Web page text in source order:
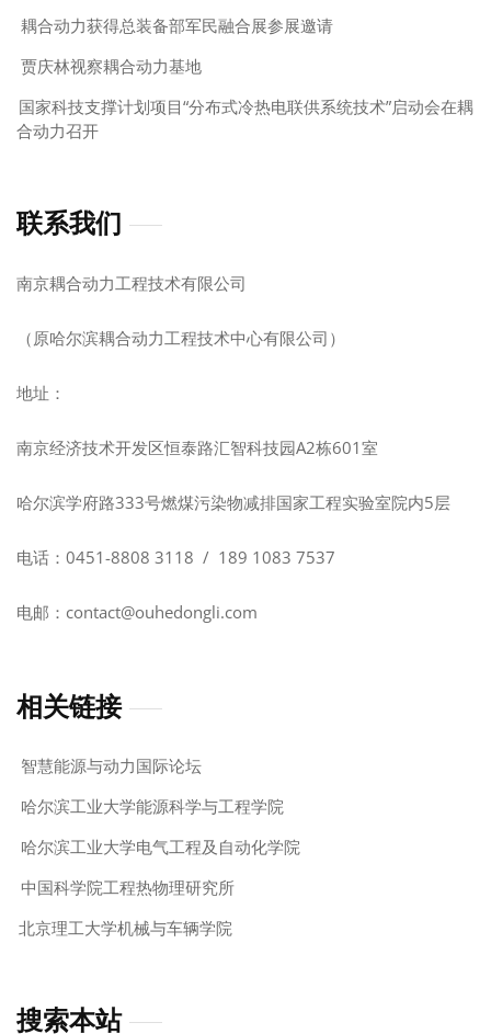
耦合动力获得总装备部军民融合展参展邀请
贾庆林视察耦合动力基地
国家科技支撑计划项目“分布式冷热电联供系统技术”启动会在耦
合动力召开
联系我们
南京耦合动力工程技术有限公司
（原哈尔滨耦合动力工程技术中心有限公司）
地址：
南京经济技术开发区恒泰路汇智科技园A2栋601室
哈尔滨学府路333号燃煤污染物减排国家工程实验室院内5层
电话：0451-8808 3118 / 189 1083 7537
电邮：contact@ouhedongli.com
相关链接
智慧能源与动力国际论坛
哈尔滨工业大学能源科学与工程学院
哈尔滨工业大学电气工程及自动化学院
中国科学院工程热物理研究所
北京理工大学机械与车辆学院
搜索本站